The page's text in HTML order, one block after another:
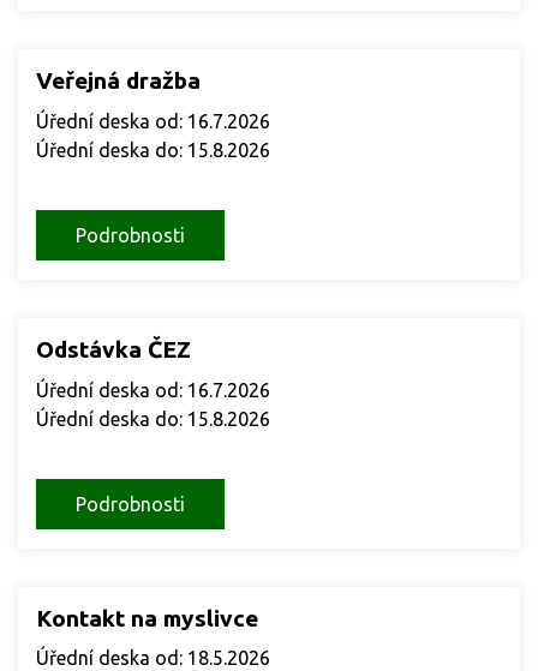
Veřejná dražba
Úřední deska od: 16.7.2026
Úřední deska do: 15.8.2026
Podrobnosti
Odstávka ČEZ
Úřední deska od: 16.7.2026
Úřední deska do: 15.8.2026
Podrobnosti
Kontakt na myslivce
Úřední deska od: 18.5.2026